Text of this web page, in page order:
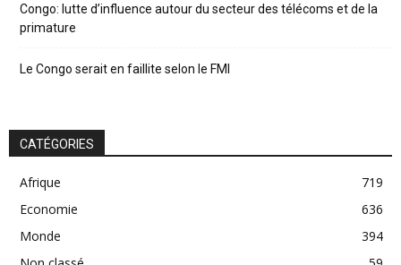
Congo: lutte d’influence autour du secteur des télécoms et de la
primature
Le Congo serait en faillite selon le FMI
CATÉGORIES
Afrique
719
Economie
636
Monde
394